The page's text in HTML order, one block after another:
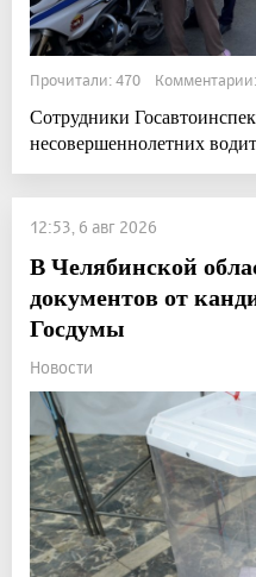
Прочитали: 470
Сотрудники
несовершеннолетних
12:53, 6 авг 2026
В Челябинской
документов от
Госдумы
Новости